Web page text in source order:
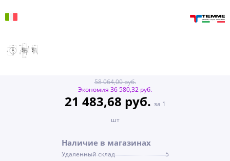
58 064,00 руб.
Экономия 36 580,32 руб.
21 483,68 руб. за 1
шт
Наличие в магазинах
Удаленный склад
5